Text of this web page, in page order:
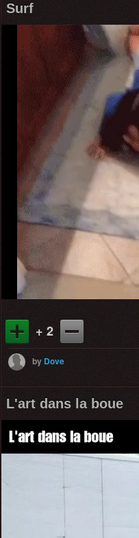
Surf
+ 2
byDove
L'art dans la boue